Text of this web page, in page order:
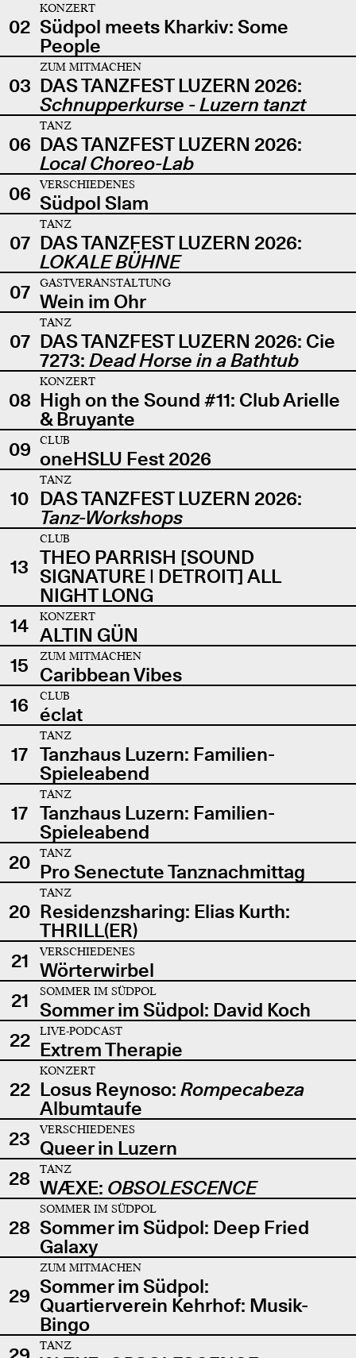
02
KONZERT
Südpol meets Kharkiv: Some
People
03
ZUM MITMACHEN
DAS TANZFEST LUZERN 2026:
Schnupperkurse - Luzern tanzt
06
TANZ
DAS TANZFEST LUZERN 2026:
Local Choreo-Lab
06
VERSCHIEDENES
Südpol Slam
07
TANZ
DAS TANZFEST LUZERN 2026:
LOKALE BÜHNE
07
GASTVERANSTALTUNG
Wein im Ohr
07
TANZ
DAS TANZFEST LUZERN 2026: Cie
7273: Dead Horse in a Bathtub
08
KONZERT
High on the Sound #11: Club Arielle
& Bruyante
09
CLUB
oneHSLU Fest 2026
10
TANZ
DAS TANZFEST LUZERN 2026:
Tanz-Workshops
13
CLUB
THEO PARRISH [SOUND
SIGNATURE | DETROIT] ALL
NIGHT LONG
14
KONZERT
ALTIN GÜN
15
ZUM MITMACHEN
Caribbean Vibes
16
CLUB
éclat
17
TANZ
Tanzhaus Luzern: Familien-
Spieleabend
17
TANZ
Tanzhaus Luzern: Familien-
Spieleabend
20
TANZ
Pro Senectute Tanznachmittag
20
TANZ
Residenzsharing: Elias Kurth:
THRILL(ER)
21
VERSCHIEDENES
Wörterwirbel
21
SOMMER IM SÜDPOL
Sommer im Südpol: David Koch
22
LIVE-PODCAST
Extrem Therapie
22
KONZERT
Losus Reynoso: Rompecabeza
Albumtaufe
23
VERSCHIEDENES
Queer in Luzern
28
TANZ
WÆXE: OBSOLESCENCE
28
SOMMER IM SÜDPOL
Sommer im Südpol: Deep Fried
Galaxy
29
ZUM MITMACHEN
Sommer im Südpol:
Quartierverein Kehrhof: Musik-
Bingo
TANZ